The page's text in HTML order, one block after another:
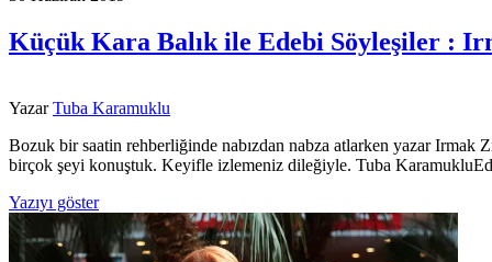
Küçük Kara Balık ile Edebi Söyleşiler :
YazarTuba Karamuklu
Bozuk bir saatin rehberliğinde nabızdan nabza atlarken yazar
birçok şeyi konuştuk. Keyifle izlemeniz dileğiyle. Tuba
Yazıyı göster